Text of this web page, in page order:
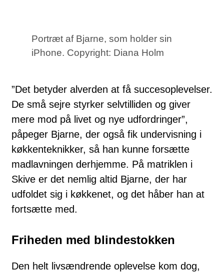
Portræt af Bjarne, som holder sin
iPhone. Copyright: Diana Holm
”Det betyder alverden at få succesoplevelser.
De små sejre styrker selvtilliden og giver
mere mod på livet og nye udfordringer”,
påpeger Bjarne, der også fik undervisning i
køkkenteknikker, så han kunne forsætte
madlavningen derhjemme. På matriklen i
Skive er det nemlig altid Bjarne, der har
udfoldet sig i køkkenet, og det håber han at
fortsætte med.
Friheden med blindestokken
Den helt livsændrende oplevelse kom dog,